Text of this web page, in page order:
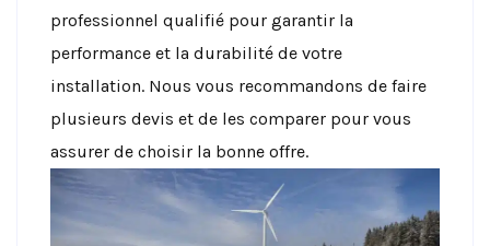
professionnel qualifié pour garantir la
performance et la durabilité de votre
installation. Nous vous recommandons de faire
plusieurs devis et de les comparer pour vous
assurer de choisir la bonne offre.